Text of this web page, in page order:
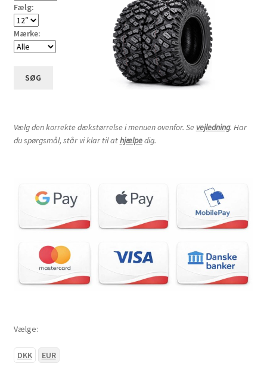
Fælg:
Mærke:
SØG
Vælg den korrekte dækstørrelse i menuen ovenfor. Se vejledning. Har
du spørgsmål, står vi klar til athjælpedig.
Vælge:
DKK EUR